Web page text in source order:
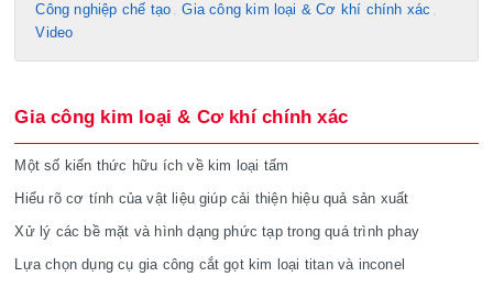
Công nghiệp chế tạo​
Gia công kim loại & Cơ khí chính xác
Video
Gia công kim loại & Cơ khí chính xác
Một số kiến thức hữu ích về kim loại tấm
Hiểu rõ cơ tính của vật liệu giúp cải thiện hiệu quả sản xuất
Xử lý các bề mặt và hình dạng phức tạp trong quá trình phay
Lựa chọn dụng cụ gia công cắt gọt kim loại titan và inconel